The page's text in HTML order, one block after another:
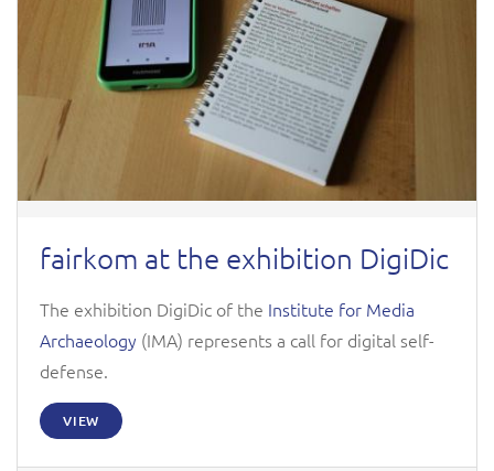
fairkom at the exhibition DigiDic
The exhibition DigiDic of the Institute for Media
Archaeology (IMA) represents a call for digital self-
defense.
VIEW